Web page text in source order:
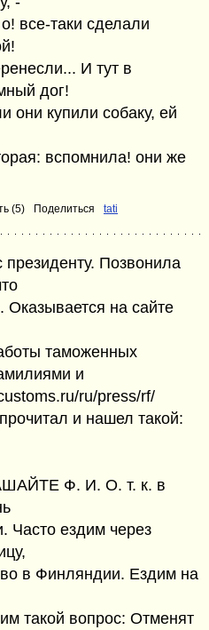
все-таки сделали
И тут в
дог!
они купили собаку, ей
вспомнила! они же
(5) Поделиться tati
президенту. Позвонила
на сайте
таможенных
и
ru/press/rf/
и нашел такой:
Ф. И. О. т. к. в
Часто ездим через
в Финляндии. Ездим на
такой вопрос: Отменят